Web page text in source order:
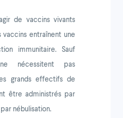
de vaccins vivants
vaccins entraînent une
immunitaire. Sauf
nécessitent pas
grands effectifs de
être administrés par
nébulisation.